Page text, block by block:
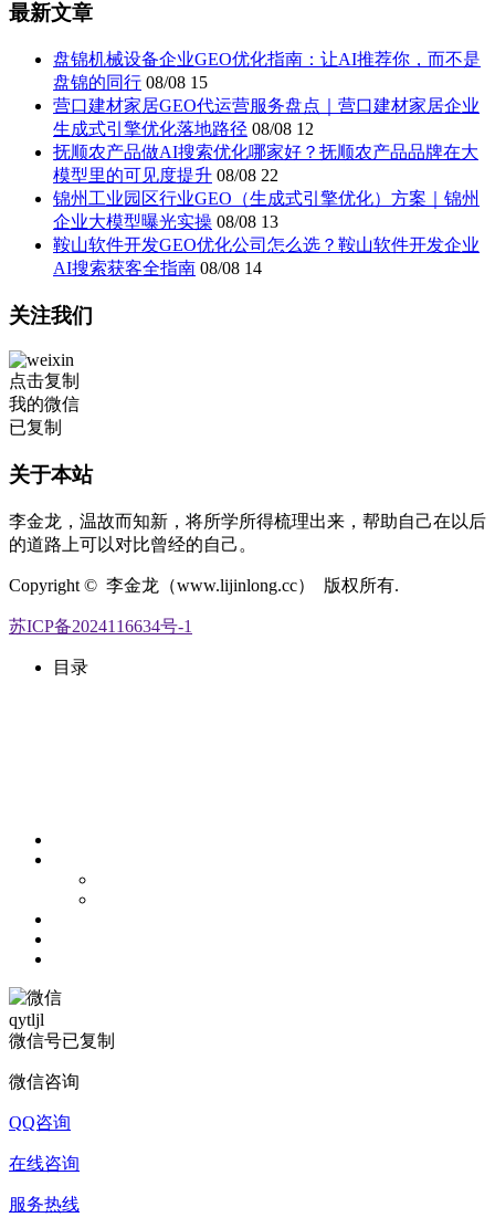
最新文章
盘锦机械设备企业GEO优化指南：让AI推荐你，而不是
盘锦的同行 08/08 15
营口建材家居GEO代运营服务盘点｜营口建材家居企业
生成式引擎优化落地路径 08/08 12
抚顺农产品做AI搜索优化哪家好？抚顺农产品品牌在大
模型里的可见度提升 08/08 22
锦州工业园区行业GEO（生成式引擎优化）方案｜锦州
企业大模型曝光实操 08/08 13
鞍山软件开发GEO优化公司怎么选？鞍山软件开发企业
AI搜索获客全指南 08/08 14
关注我们
点击复制
我的微信
已复制
关于本站
李金龙，温故而知新，将所学所得梳理出来，帮助自己在以后
的道路上可以对比曾经的自己。
Copyright © 李金龙（www.lijinlong.cc） 版权所有.
苏ICP备2024116634号-1
目录
qytljl
微信号已复制
微信咨询
QQ咨询
在线咨询
服务热线